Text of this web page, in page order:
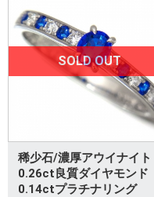
SOLD OUT
稀少石/濃厚アウイナイト
0.26ct良質ダイヤモンド
0.14ctプラチナリング